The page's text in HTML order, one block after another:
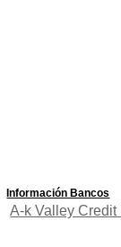
Información Bancos
A-k Valley Credit